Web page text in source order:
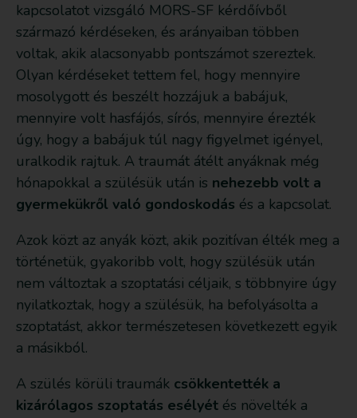
kapcsolatot vizsgáló MORS-SF kérdőívből
származó kérdéseken, és arányaiban többen
voltak, akik alacsonyabb pontszámot szereztek.
Olyan kérdéseket tettem fel, hogy mennyire
mosolygott és beszélt hozzájuk a babájuk,
mennyire volt hasfájós, sírós, mennyire érezték
úgy, hogy a babájuk túl nagy figyelmet igényel,
uralkodik rajtuk. A traumát átélt anyáknak még
hónapokkal a szülésük után is nehezebb volt a
gyermekükről való gondoskodás és a kapcsolat.
Azok közt az anyák közt, akik pozitívan élték meg a
történetük, gyakoribb volt, hogy szülésük után
nem változtak a szoptatási céljaik, s többnyire úgy
nyilatkoztak, hogy a szülésük, ha befolyásolta a
szoptatást, akkor természetesen következett egyik
a másikból.
A szülés körüli traumák csökkentették a
kizárólagos szoptatás esélyét és növelték a